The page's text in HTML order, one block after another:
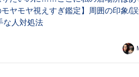
モヤモヤ視えすぎ鑑定】周囲の印象/
な人対処法